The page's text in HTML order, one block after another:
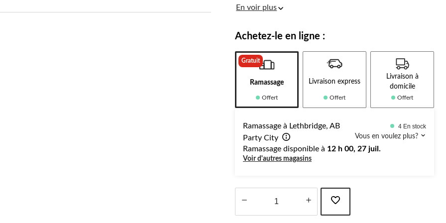
En voir plus
Achetez-le en ligne :
Gratuit
Ramassage
Offert
Livraison express
Offert
Livraison à
domicile
Offert
Ramassage à Lethbridge, AB
Party City
4 En stock
Vous en voulez plus?
Ramassage disponible à 12 h 00, 27 juil.
Voir d'autres magasins